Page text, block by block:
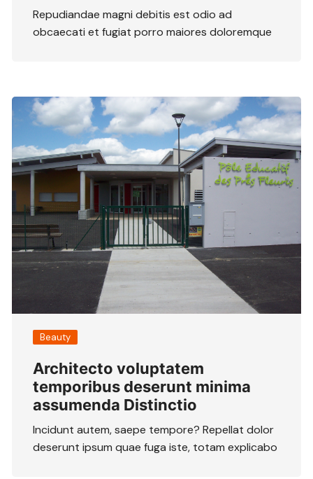
Repudiandae magni debitis est odio ad
obcaecati et fugiat porro maiores doloremque
Beauty
Architecto voluptatem
temporibus deserunt minima
assumenda Distinctio
Incidunt autem, saepe tempore? Repellat dolor
deserunt ipsum quae fuga iste, totam explicabo